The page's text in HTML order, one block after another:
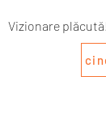
Vizionare plăcută!